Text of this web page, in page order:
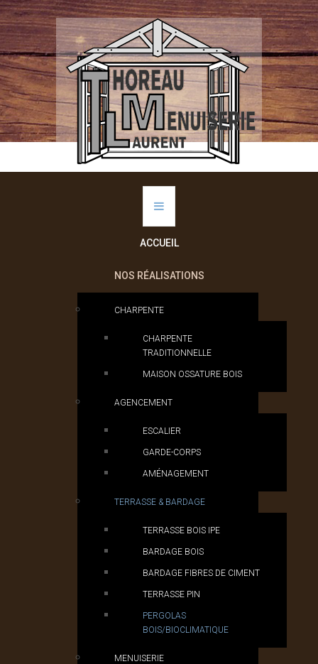
ACCUEIL
NOS RÉALISATIONS
CHARPENTE
CHARPENTE
TRADITIONNELLE
MAISON OSSATURE BOIS
AGENCEMENT
ESCALIER
GARDE-CORPS
AMÉNAGEMENT
TERRASSE & BARDAGE
TERRASSE BOIS IPE
BARDAGE BOIS
BARDAGE FIBRES DE CIMENT
TERRASSE PIN
PERGOLAS
BOIS/BIOCLIMATIQUE
MENUISERIE